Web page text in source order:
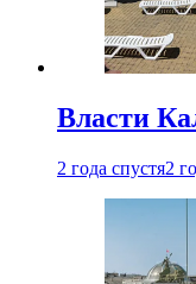
Власти
2 года спустя2